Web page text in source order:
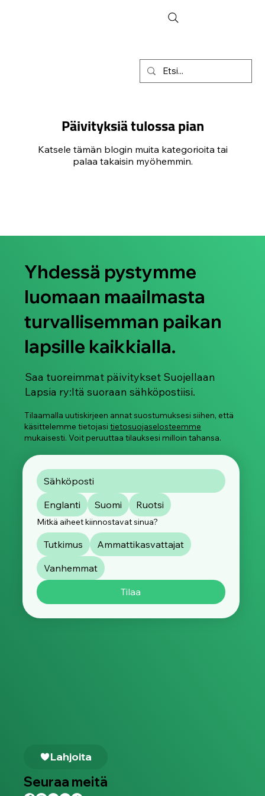
Päivityksiä tulossa pian
Katsele tämän blogin muita kategorioita tai
palaa takaisin myöhemmin.
Yhdessä pystymme
luomaan maailmasta
turvallisemman paikan
lapsille kaikkialla.
Saa tuoreimmat päivitykset Suojellaan
Lapsia ry:ltä suoraan sähköpostiisi.
Tilaamalla uutiskirjeen annat suostumuksesi siihen, että
käsittelemme tietojasitietosuojaselosteemme
mukaisesti. Voit peruuttaa tilauksesi milloin tahansa.
Englanti Suomi Ruotsi
Mitkä aiheet kiinnostavat sinua?
Tutkimus
Ammattikasvattajat
Vanhemmat
Tilaa
Lahjoita
Seuraa meitä